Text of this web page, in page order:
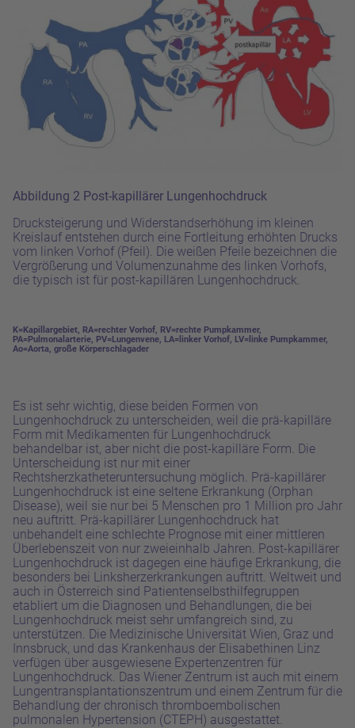
Abbildung 2 Post-kapillärer Lungenhochdruck
Drucksteigerung und Widerstandserhöhung im kleinen
Kreislauf entstehen durch eine Fortleitung erhöhten Drucks
vom linken Vorhof (Pfeil). Die weißen Pfeile bezeichnen die
Vergrößerung und Volumenzunahme des linken Vorhofs,
die typisch ist für post-kapillären Lungenhochdruck.
K=Kapillargebiet, RA=rechter Vorhof, RV=rechte Pumpkammer,
PA=Pulmonalarterie, PV=Lungenvene, LA=linker Vorhof, LV=linke Pumpkammer,
Ao=Aorta, große Körperschlagader
Es ist sehr wichtig, diese beiden Formen von
Lungenhochdruck zu unterscheiden, weil die prä-kapilläre
Form mit Medikamenten für Lungenhochdruck
behandelbar ist, aber nicht die post-kapilläre Form. Die
Unterscheidung ist nur mit einer
Rechtsherzkatheteruntersuchung möglich. Prä-kapillärer
Lungenhochdruck ist eine seltene Erkrankung (Orphan
Disease), weil sie nur bei 5 Menschen pro 1 Million pro Jahr
neu auftritt. Prä-kapillärer Lungenhochdruck hat
unbehandelt eine schlechte Prognose mit einer mittleren
Überlebenszeit von nur zweieinhalb Jahren. Post-kapillärer
Lungenhochdruck ist dagegen eine häufige Erkrankung, die
besonders bei Linksherzerkrankungen auftritt. Weltweit und
auch in Österreich sind Patientenselbsthilfegruppen
etabliert um die Diagnosen und Behandlungen, die bei
Lungenhochdruck meist sehr umfangreich sind, zu
unterstützen. Die Medizinische Universität Wien, Graz und
Innsbruck, und das Krankenhaus der Elisabethinen Linz
verfügen über ausgewiesene Expertenzentren für
Lungenhochdruck. Das Wiener Zentrum ist auch mit einem
Lungentransplantationszentrum und einem Zentrum für die
Behandlung der chronisch thromboembolischen
pulmonalen Hypertension (CTEPH) ausgestattet.